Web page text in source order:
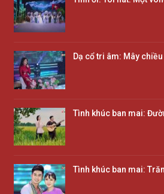
Dạ cổ tri âm: Mây chiều
Tình khúc ban mai:
Tình khúc ban mai: